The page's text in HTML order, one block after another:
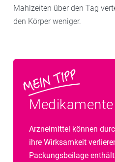
Mahlzeiten über den Tag
den Körper weniger.
Arzneimittel können
ihre Wirksamkeit
Packungsbeilage